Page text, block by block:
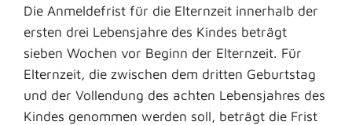
Die Anmeldefrist für die Elternzeit innerhalb der
ersten drei Lebensjahre des Kindes beträgt
sieben Wochen vor Beginn der Elternzeit. Für
Elternzeit, die zwischen dem dritten Geburtstag
und der Vollendung des achten Lebensjahres des
Kindes genommen werden soll, beträgt die Frist